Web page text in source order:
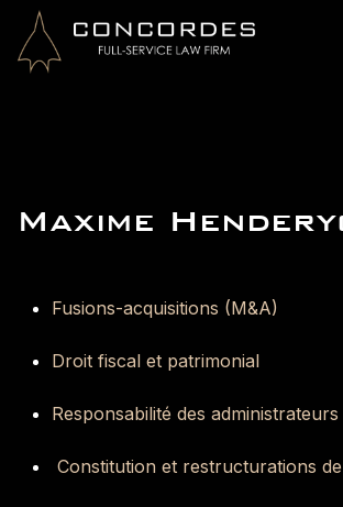
Se rendre au contenu
Maxime
Fusions-acquisitions (M&A)
Droit fiscal et patrimonial
Responsabilité des administrateurs
Constitution et restructurations